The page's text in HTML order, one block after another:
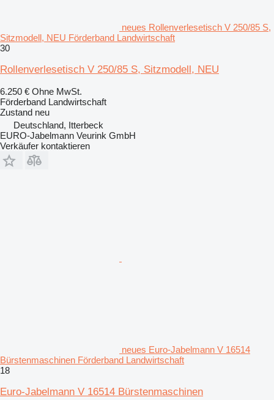
neues Rollenverlesetisch V 250/85 S,
Sitzmodell, NEU Förderband Landwirtschaft
30
Rollenverlesetisch V 250/85 S, Sitzmodell, NEU
6.250 € Ohne MwSt.
Förderband Landwirtschaft
Zustand neu
Deutschland, Itterbeck
EURO-Jabelmann Veurink GmbH
Verkäufer kontaktieren
neues Euro-Jabelmann V 16514
Bürstenmaschinen Förderband Landwirtschaft
18
Euro-Jabelmann V 16514 Bürstenmaschinen